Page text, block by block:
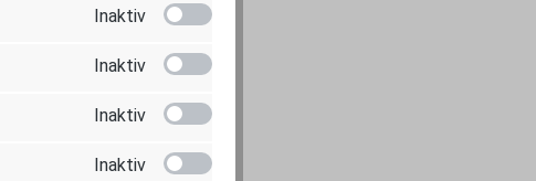
Inaktiv
Inaktiv
Inaktiv
Inaktiv